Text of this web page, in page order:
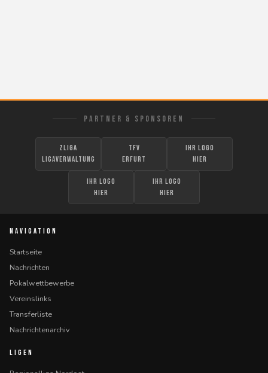
PARTNER & SPONSOREN
zLiga
Ligaverwaltung
TFV
Erfurt
Ihr Logo
hier
Ihr Logo
hier
Ihr Logo
hier
NAVIGATION
Startseite
Nachrichten
Pokalwettbewerbe
Vereinslinks
Transferliste
Nachrichtenarchiv
LIGEN